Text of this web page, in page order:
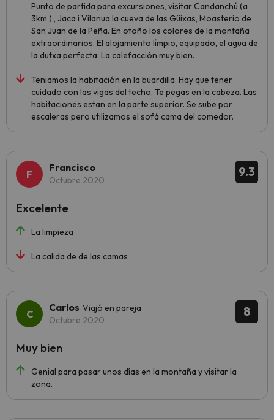
Punto de partida para excursiones, visitar Candanchú (a
3km ) , Jaca i Vilanua la cueva de las Güixas, Moasterio de
San Juan de la Peña. En otoño los colores de la montaña
extraordinarios. El alojamiento límpio, equipado, el agua de
la dutxa perfecta. La calefacción muy bien.
Teniamos la habitación en la buardilla. Hay que tener
cuidado con las vigas del techo, Te pegas en la cabeza. Las
habitaciones estan en la parte superior. Se sube por
escaleras pero utilizamos el sofá cama del comedor.
9.3
Francisco
Octubre 2020
La limpieza
La calida de de las camas
Excelente
8
Carlos Viajó en pareja
Octubre 2020
Genial para pasar unos días en la montaña y visitar la
zona.
Muy bien